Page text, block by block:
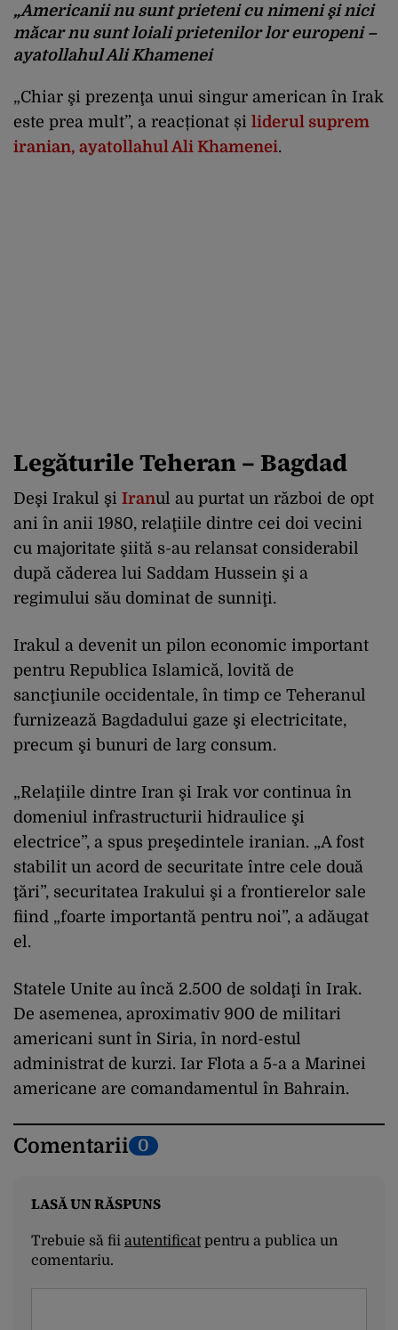
„Americanii nu sunt prieteni cu nimeni şi nici
măcar nu sunt loiali prietenilor lor europeni –
ayatollahul Ali Khamenei
„Chiar şi prezenţa unui singur american în Irak
este prea mult”, a reacționat și liderul suprem
iranian, ayatollahul Ali Khamenei.
Legăturile Teheran – Bagdad
Deşi Irakul şi Iranul au purtat un război de opt
ani în anii 1980, relaţiile dintre cei doi vecini
cu majoritate şiită s-au relansat considerabil
după căderea lui Saddam Hussein şi a
regimului său dominat de sunniţi.
Irakul a devenit un pilon economic important
pentru Republica Islamică, lovită de
sancţiunile occidentale, în timp ce Teheranul
furnizează Bagdadului gaze şi electricitate,
precum şi bunuri de larg consum.
„Relaţiile dintre Iran şi Irak vor continua în
domeniul infrastructurii hidraulice şi
electrice”, a spus preşedintele iranian. „A fost
stabilit un acord de securitate între cele două
ţări”, securitatea Irakului şi a frontierelor sale
fiind „foarte importantă pentru noi”, a adăugat
el.
Statele Unite au încă 2.500 de soldaţi în Irak.
De asemenea, aproximativ 900 de militari
americani sunt în Siria, în nord-estul
administrat de kurzi. Iar Flota a 5-a a Marinei
americane are comandamentul în Bahrain.
Comentarii 0
LASĂ UN RĂSPUNS
Trebuie să fii autentificatpentru a publica un
comentariu.